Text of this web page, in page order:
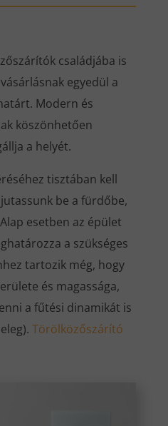
családjába is
egyedül a
Modern és
köszönhetően
a helyét.
tisztában kell
be a fürdőbe,
esetben az épület
a szükséges
tartozik még, hogy
és magassága,
a fűtési dinamikát is
Törölközőszárító